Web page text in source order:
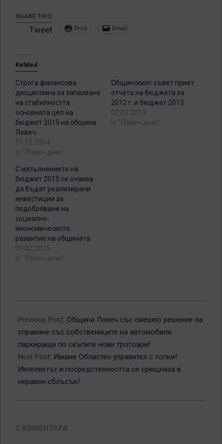
SHARE THIS:
Tweet Print Email
Related
Строга финансова
дисциплина за запазване
на стабилността
основната цел на
бюджет 2015 на община
Ловеч
01.12.2014
In "Ловеч днес"
Общинският съвет приет
отчета на бюджета за
2012 г. и бюджет 2013
02.03.2013
In "Ловеч днес"
С изпълнението на
бюджет 2015 се очаква
да бъдат реализирани
инвестиции за
подобряване на
социално-
икономическото
развитие на общината
09.02.2015
In "Ловеч днес"
02-
13
Previous Post: Община Ловеч със смешно решение за
справяне със собствениците на автомобили
паркиращи по скъпите нови тротоари!
Next Post: Имаме Областен управител с топки!
Интелектът и посредствеността се срещнаха в
неравен сблъсък!
2 КОМЕНТАРА